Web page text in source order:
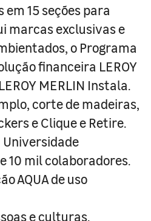
em 15 seções para
marcas exclusivas e
o Programa
financeira LEROY
MERLIN Instala.
corte de madeiras,
e Clique e Retire.
Universidade
10 mil colaboradores.
AQUA de uso
e culturas.